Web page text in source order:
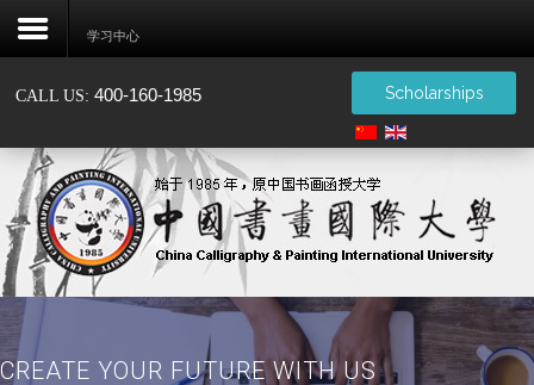
册
Home
About
Admissions
学习中心
CALL US: 400-160-1985 Scholarships
艺术无界
CREATE YOUR FUTURE WITH US